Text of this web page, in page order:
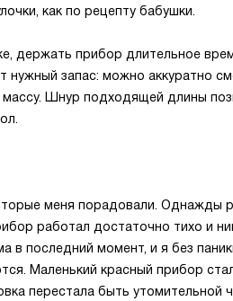
как по рецепту бабушки.
держать прибор длительное
нужный запас: можно аккуратно
Шнур подходящей длины
меня порадовали. Однажды
работал достаточно тихо и
в последний момент, и я без
Маленький красный прибор
перестала быть утомительной